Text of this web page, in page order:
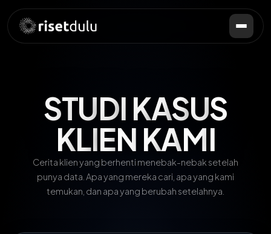
STUDI KASUS
KLIEN KAMI
Cerita klien yang berhenti menebak-nebak setelah
punya data. Apa yang mereka cari, apa yang kami
temukan, dan apa yang berubah setelahnya.